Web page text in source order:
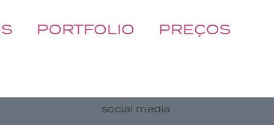
PORTFOLIO
PREÇOS
social media